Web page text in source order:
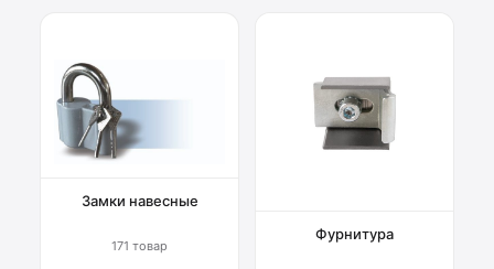
Замки навесные
171 товар
Фурнитура